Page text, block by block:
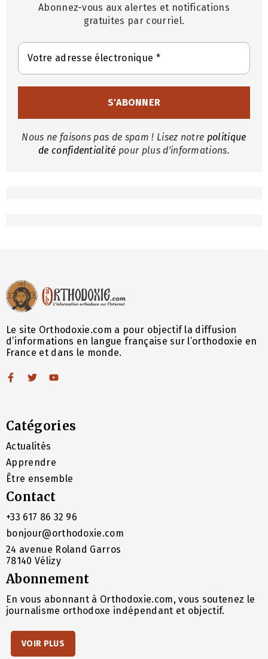
Abonnez-vous aux alertes et notifications
gratuites par courriel.
Nous ne faisons pas de spam ! Lisez notre politique
de confidentialité pour plus d'informations.
Le site Orthodoxie.com a pour objectif la diffusion
d’informations en langue française sur l’orthodoxie en
France et dans le monde.
Catégories
Actualités
Apprendre
Être ensemble
Contact
+33 617 86 32 96
bonjour@orthodoxie.com
24 avenue Roland Garros
78140 Vélizy
Abonnement
En vous abonnant à Orthodoxie.com, vous soutenez le
journalisme orthodoxe indépendant et objectif.
VOIR PLUS